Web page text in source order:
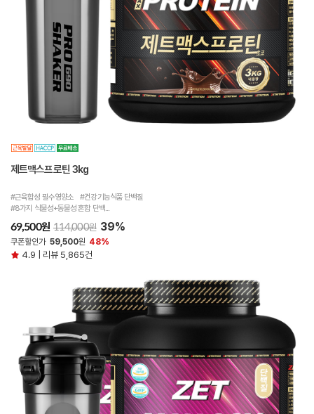
제트맥스프로틴 3kg
#근육합성 필수영양소 #건강기능식품 단백질
#8가지 식물성+동물성 혼합 단백...
69,500원 114,000원 39%
쿠폰할인가 59,500원 48%
4.9 | 리뷰 5,865건